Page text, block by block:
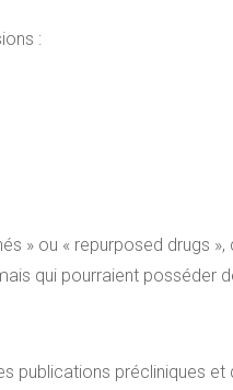
:
» ou « repurposed drugs »,
qui pourraient posséder
publications précliniques et